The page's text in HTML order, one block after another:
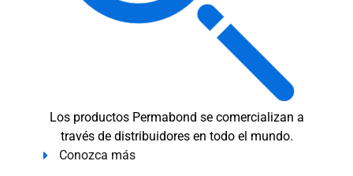
Los productos Permabond se comercializan a
través de distribuidores en todo el mundo.
Conozca más